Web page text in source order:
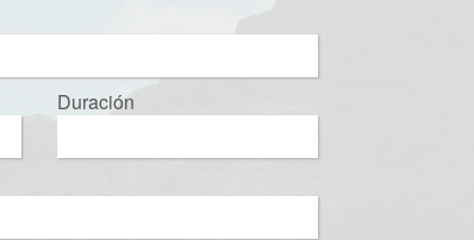
Duración